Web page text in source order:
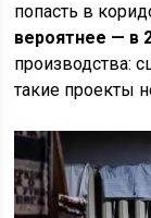
попасть в
вероятнее — в
производства:
такие проекты